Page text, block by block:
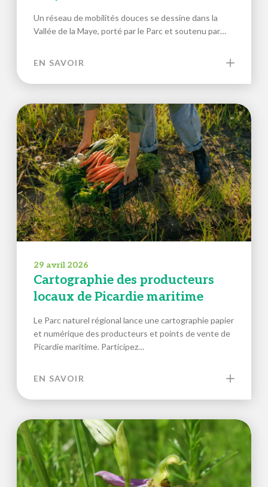
Un réseau de mobilités douces se dessine dans la
Vallée de la Maye, porté par le Parc et soutenu par…
EN SAVOIR
29 avril 2026
Cartographie des producteurs
locaux de Picardie maritime
Le Parc naturel régional lance une cartographie papier
et numérique des producteurs et points de vente de
Picardie maritime. Participez…
EN SAVOIR